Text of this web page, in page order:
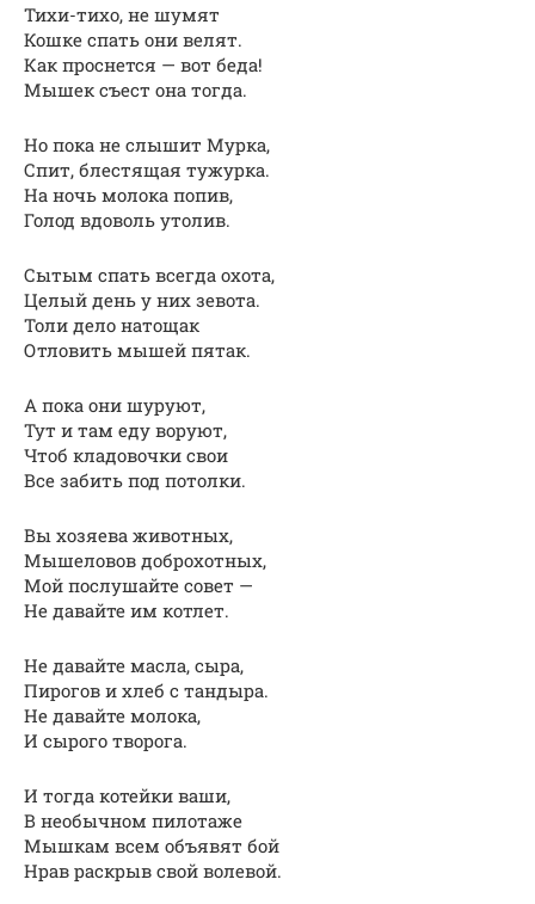
Тихи-тихо, не шумят
Кошке спать они велят.
Как проснется — вот беда!
Мышек съест она тогда.
Но пока не слышит Мурка,
Спит, блестящая тужурка.
На ночь молока попив,
Голод вдоволь утолив.
Сытым спать всегда охота,
Целый день у них зевота.
Толи дело натощак
Отловить мышей пятак.
А пока они шуруют,
Тут и там еду воруют,
Чтоб кладовочки свои
Все забить под потолки.
Вы хозяева животных,
Мышеловов доброхотных,
Мой послушайте совет —
Не давайте им котлет.
Не давайте масла, сыра,
Пирогов и хлеб с тандыра.
Не давайте молока,
И сырого творога.
И тогда котейки ваши,
В необычном пилотаже
Мышкам всем объявят бой
Нрав раскрыв свой волевой.